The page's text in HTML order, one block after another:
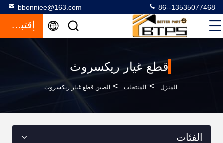
bbonniee@163.com 86--13535077468
إقتباس
قطع غيار ريكسروث
المنزل > المنتجات > الصين قطع غيار ريكسروث
الفئات